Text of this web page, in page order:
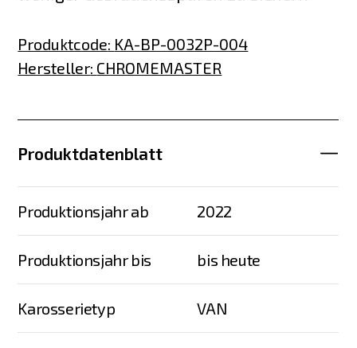
Produktcode: KA-BP-0032P-004
Hersteller: CHROMEMASTER
Produktdatenblatt
Produktionsjahr ab 2022
Produktionsjahr bis bis heute
Karosserietyp VAN